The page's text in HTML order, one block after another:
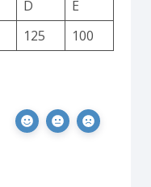
D
E
125 100